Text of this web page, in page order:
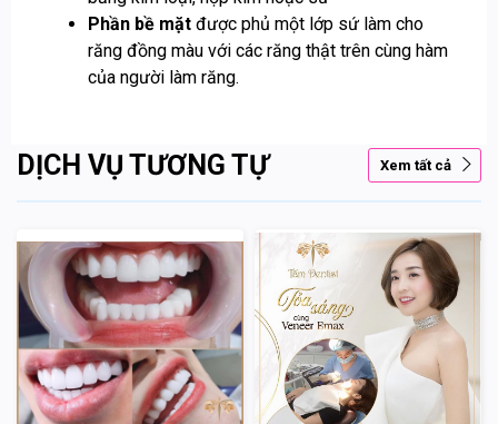
Phần bề mặt được phủ một lớp sứ làm cho
răng đồng màu với các răng thật trên cùng hàm
của người làm răng.
DỊCH VỤ TƯƠNG TỰ Xem tất cả